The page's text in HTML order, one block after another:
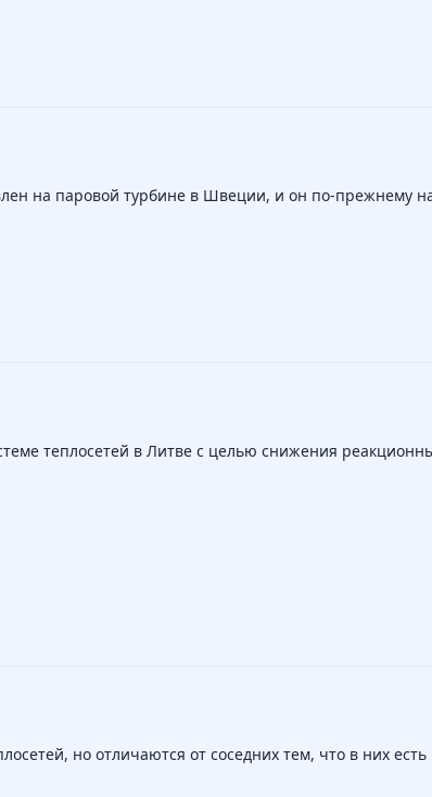
на паровой турбине в Швеции, и он по-прежнему
теплосетей в Литве с целью снижения
но отличаются от соседних тем, что в них